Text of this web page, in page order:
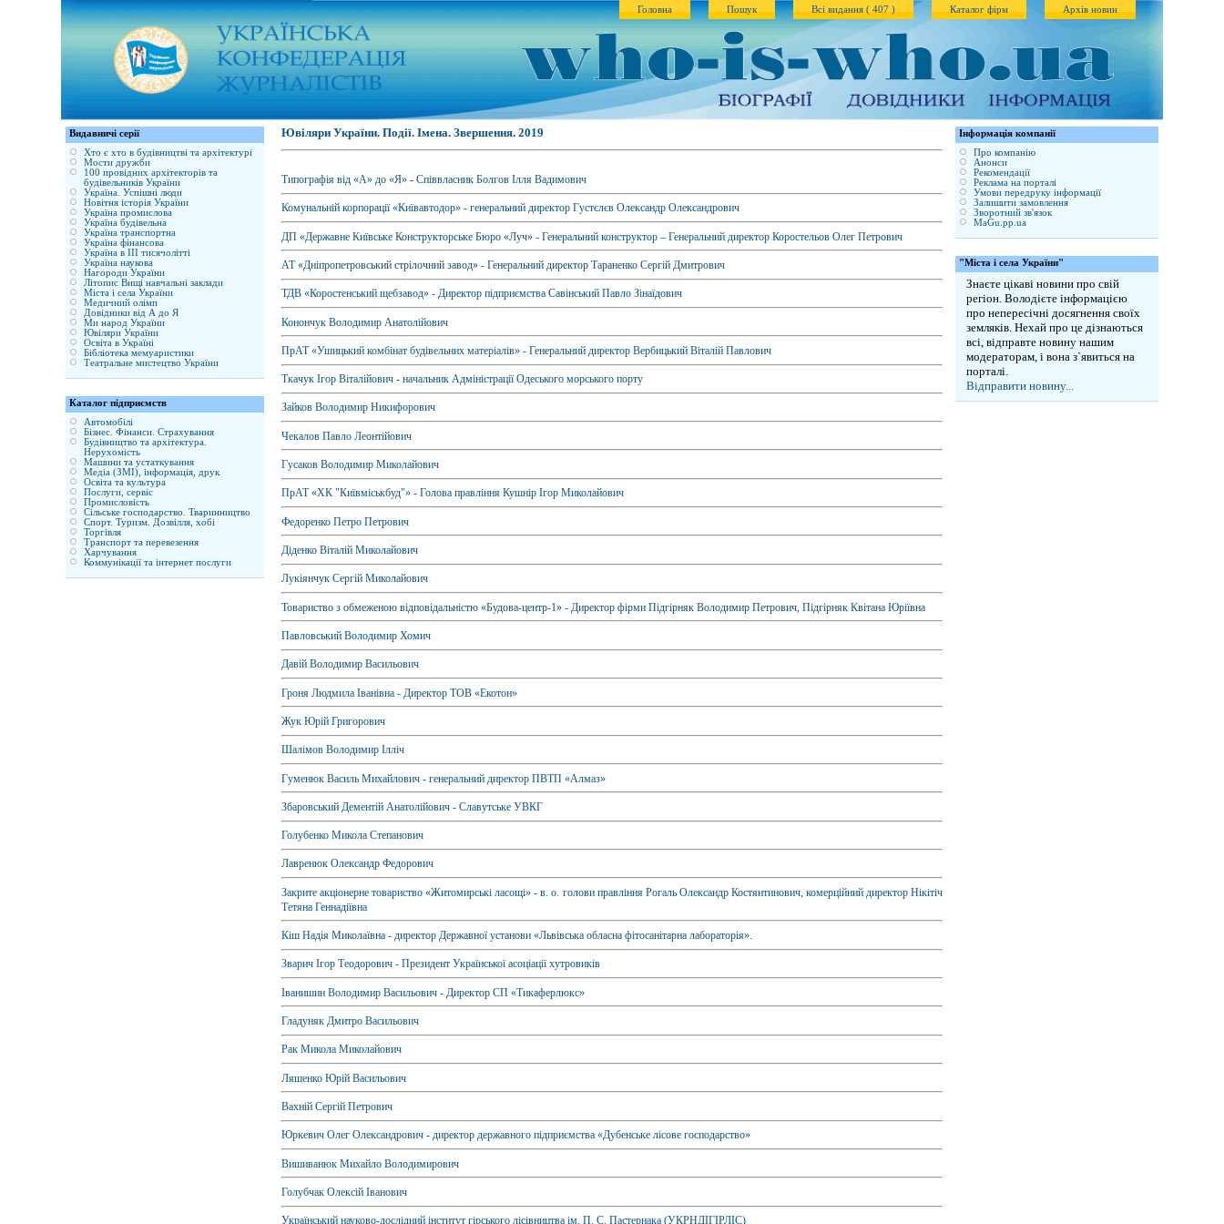
Архів новин
Каталог фірм
Всі видання ( 407 )
Пошук
Головна
Ювіляри України. Події. Імена. Звершення. 2019
Типографія від «А» до «Я» - Співвласник Болгов Ілля Вадимович
Комунальній корпорації «Київавтодор» - генеральний директор Густєлєв Олександр Олександрович
ДП «Державне Київське Конструкторське Бюро «Луч» - Генеральний конструктор – Генеральний директор Коростельов Олег Петрович
АТ «Дніпропетровський стрілочний завод» - Генеральний директор Тараненко Сергій Дмитрович
ТДВ «Коростенський щебзавод» - Директор підприємства Савінський Павло Зінаїдович
Конончук Володимир Анатолійович
ПрАТ «Ушицький комбінат будівельних матеріалів» - Генеральний директор Вербицький Віталій Павлович
Ткачук Ігор Віталійович - начальник Адміністрації Одеського морського порту
Зайков Володимир Никифорович
Чекалов Павло Леонтійович
Гусаков Володимир Миколайович
ПрАТ «ХК "Київміськбуд"» - Голова правління Кушнір Ігор Миколайович
Федоренко Петро Петрович
Діденко Віталій Миколайович
Лукіянчук Сергій Миколайович
Товариство з обмеженою відповідальністю «Будова-центр-1» - Директор фірми Підгірняк Володимир Петрович, Підгірняк Квітана Юріївна
Павловський Володимир Хомич
Давій Володимир Васильович
Гроня Людмила Іванівна - Директор ТОВ «Екотон»
Жук Юрій Григорович
Шалімов Володимир Ілліч
Гуменюк Василь Михайлович - генеральний директор ПВТП «Алмаз»
Збаровський Дементій Анатолійович - Славутське УВКГ
Голубенко Микола Степанович
Лавренюк Олександр Федорович
Закрите акціонерне товариство «Житомирські ласощі» - в. о. голови правління Рогаль Олександр Костянтинович, комерційний директор Нікітіч
Тетяна Геннадіївна
Кіш Надія Миколаївна - директор Державної установи «Львівська обласна фітосанітарна лабораторія».
Зварич Ігор Теодорович - Президент Української асоціації хутровиків
Іванишин Володимир Васильович - Директор СП «Тикаферлюкс»
Гладуняк Дмитро Васильович
Рак Микола Миколайович
Ляшенко Юрій Васильович
Вахній Сергій Петрович
Юркевич Олег Олександрович - директор державного підприємства «Дубенське лісове господарство»
Вишиванюк Михайло Володимирович
Голубчак Олексій Іванович
Український науково-дослідний інститут гірського лісівництва ім. П. С. Пастернака (УКРНДІГІРЛІС)
Iнформація компанії
Про компанію
Анонси
Рекомендації
Реклама на порталі
Умови передруку інформації
Залишити замовлення
Зворотний зв'язок
MaGu.pp.ua
"Міста і села України"
Знаєте цікаві новини про свій
регіон. Володієте інформацією
про непересічні досягнення своїх
земляків. Нехай про це дізнаються
всі, відправте новину нашим
модераторам, і вона з`явиться на
порталі.
Відправити новину...
Видавничі серії
Хто є хто в будівництві та архітектурі
Мости дружби
100 провідних архітекторів та
будівельників України
Україна. Успішні люди
Новітня історія України
Україна промислова
Україна будівельна
Україна транспортна
Україна фінансова
Україна в ІІІ тисячолітті
Україна наукова
Нагороди України
Літопис Вищі навчальні заклади
Міста і села України
Медичний олімп
Довідники від А до Я
Ми народ України
Ювіляри України
Освіта в Україні
Бібліотека мемуаристики
Театральне мистецтво України
Каталог підприємств
Автомобілі
Бізнес. Фінанси. Страхування
Будівництво та архітектура.
Нерухомість
Машини та устаткування
Медіа (ЗМІ), інформація, друк
Освіта та культура
Послуги, сервіс
Промисловість
Сільське господарство. Тваринництво
Спорт. Туризм. Дозвілля, хобі
Торгівля
Транспорт та перевезення
Харчування
Коммунікації та інтернет послуги